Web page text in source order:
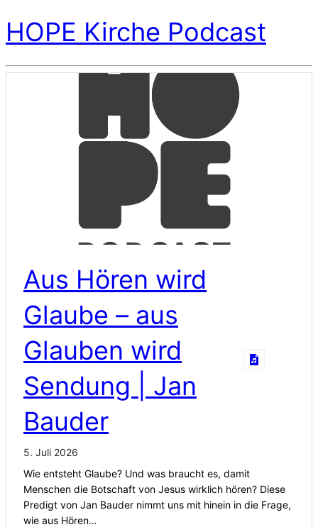
HOPE Kirche Podcast
Aus Hören wird
Glaube – aus
Glauben wird
Sendung | Jan
Bauder
5. Juli 2026
Wie entsteht Glaube? Und was braucht es, damit
Menschen die Botschaft von Jesus wirklich hören? Diese
Predigt von Jan Bauder nimmt uns mit hinein in die Frage,
wie aus Hören…